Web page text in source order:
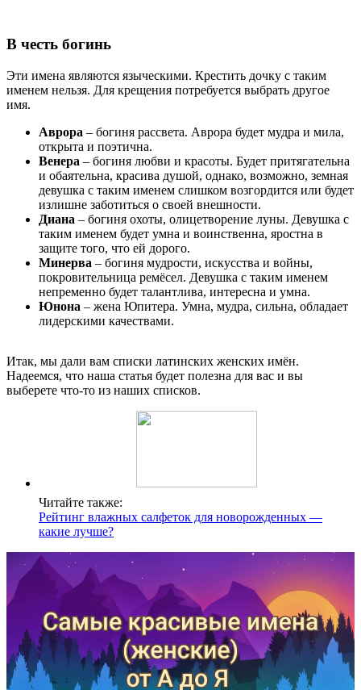
В честь богинь
Эти имена являются языческими. Крестить дочку с таким
именем нельзя. Для крещения потребуется выбрать другое
имя.
Аврора – богиня рассвета. Аврора будет мудра и мила,
открыта и поэтична.
Венера – богиня любви и красоты. Будет притягательна
и обаятельна, красива душой, однако, возможно, земная
девушка с таким именем слишком возгордится или будет
излишне заботиться о своей внешности.
Диана – богиня охоты, олицетворение луны. Девушка с
таким именем будет умна и воинственна, яростна в
защите того, что ей дорого.
Минерва – богиня мудрости, искусства и войны,
покровительница ремёсел. Девушка с таким именем
непременно будет талантлива, интересна и умна.
Юнона – жена Юпитера. Умна, мудра, сильна, обладает
лидерскими качествами.
Итак, мы дали вам списки латинских женских имён.
Надеемся, что наша статья будет полезна для вас и вы
выберете что-то из наших списков.
Читайте также:
Рейтинг влажных салфеток для новорожденных —
какие лучше?